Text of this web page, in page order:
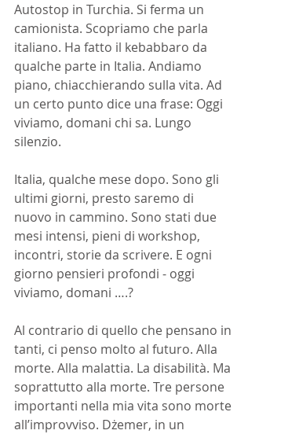
Autostop in Turchia. Si ferma un
camionista. Scopriamo che parla
italiano. Ha fatto il kebabbaro da
qualche parte in Italia. Andiamo
piano, chiacchierando sulla vita. Ad
un certo punto dice una frase: Oggi
viviamo, domani chi sa. Lungo
silenzio.
Italia, qualche mese dopo. Sono gli
ultimi giorni, presto saremo di
nuovo in cammino. Sono stati due
mesi intensi, pieni di workshop,
incontri, storie da scrivere. E ogni
giorno pensieri profondi - oggi
viviamo, domani ….?
Al contrario di quello che pensano in
tanti, ci penso molto al futuro. Alla
morte. Alla malattia. La disabilità. Ma
soprattutto alla morte. Tre persone
importanti nella mia vita sono morte
all’improvviso. Dżemer, in un